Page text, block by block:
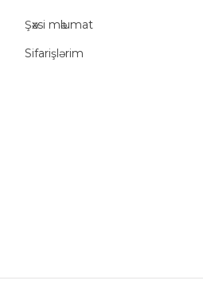
Şәxsi mәlumat
Sifarişlərim